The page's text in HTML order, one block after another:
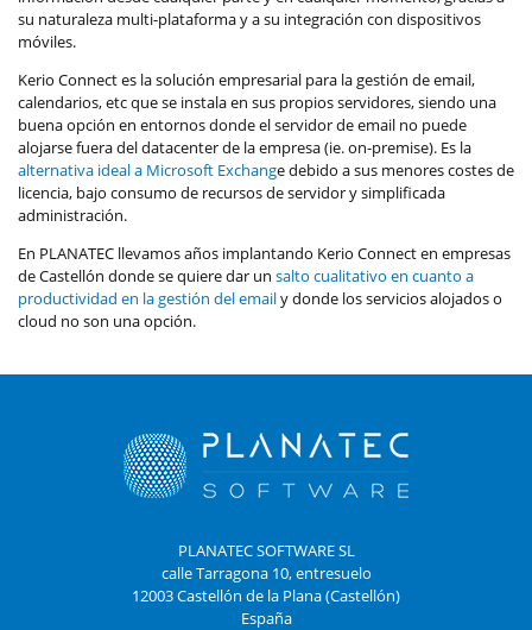
su naturaleza multi-plataforma y a su integración con dispositivos
móviles.
Kerio Connect es la solución empresarial para la gestión de email,
calendarios, etc que se instala en sus propios servidores, siendo una
buena opción en entornos donde el servidor de email no puede
alojarse fuera del datacenter de la empresa (ie. on-premise). Es la
alternativa ideal a Microsoft Exchange debido a sus menores costes de
licencia, bajo consumo de recursos de servidor y simplificada
administración.
En PLANATEC llevamos años implantando Kerio Connect en empresas
de Castellón donde se quiere dar un salto cualitativo en cuanto a
productividad en la gestión del emaily donde los servicios alojados o
cloud no son una opción.
PLANATEC SOFTWARE SL
calle Tarragona 10, entresuelo
12003 Castellón de la Plana (Castellón)
España